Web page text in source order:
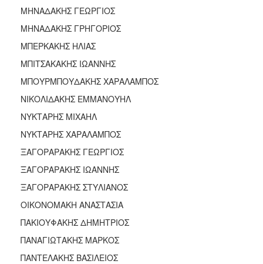
ΜΗΝΑΔΑΚΗΣ ΓΕΩΡΓΙΟΣ
ΜΗΝΑΔΑΚΗΣ ΓΡΗΓΟΡΙΟΣ
ΜΠΕΡΚΑΚΗΣ ΗΛΙΑΣ
ΜΠΙΤΣΑΚΑΚΗΣ ΙΩΑΝΝΗΣ
ΜΠΟΥΡΜΠΟΥΔΑΚΗΣ ΧΑΡΑΛΑΜΠΟΣ
ΝΙΚΟΛΙΔΑΚΗΣ ΕΜΜΑΝΟΥΗΛ
ΝΥΚΤΑΡΗΣ ΜΙΧΑΗΛ
ΝΥΚΤΑΡΗΣ ΧΑΡΑΛΑΜΠΟΣ
ΞΑΓΟΡΑΡΑΚΗΣ ΓΕΩΡΓΙΟΣ
ΞΑΓΟΡΑΡΑΚΗΣ ΙΩΑΝΝΗΣ
ΞΑΓΟΡΑΡΑΚΗΣ ΣΤΥΛΙΑΝΟΣ
ΟΙΚΟΝΟΜΑΚΗ ΑΝΑΣΤΑΣΙΑ
ΠΑΚΙΟΥΦΑΚΗΣ ΔΗΜΗΤΡΙΟΣ
ΠΑΝΑΓΙΩΤΑΚΗΣ ΜΑΡΚΟΣ
ΠΑΝΤΕΛΑΚΗΣ ΒΑΣΙΛΕΙΟΣ